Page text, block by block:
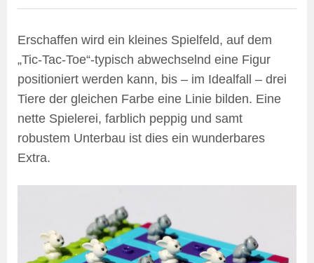
Erschaffen wird ein kleines Spielfeld, auf dem
„Tic-Tac-Toe“-typisch abwechselnd eine Figur
positioniert werden kann, bis – im Idealfall – drei
Tiere der gleichen Farbe eine Linie bilden. Eine
nette Spielerei, farblich peppig und samt
robustem Unterbau ist dies ein wunderbares
Extra.